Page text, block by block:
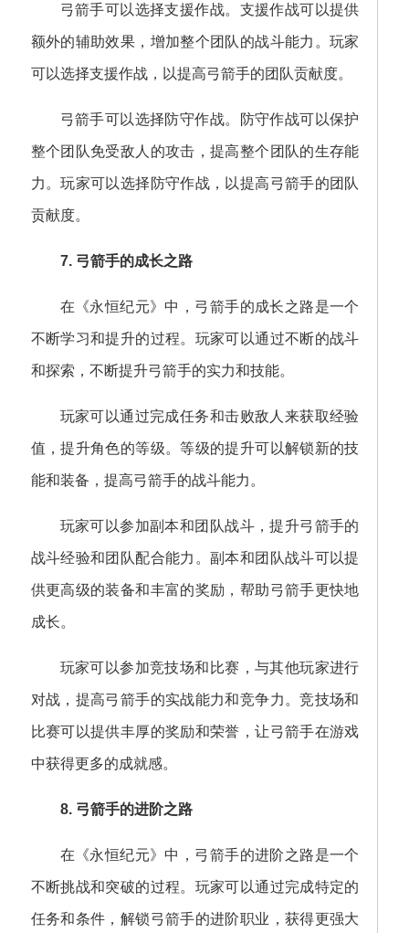
弓箭手可以选择支援作战。支援作战可以提供
额外的辅助效果，增加整个团队的战斗能力。玩家
可以选择支援作战，以提高弓箭手的团队贡献度。
弓箭手可以选择防守作战。防守作战可以保护
整个团队免受敌人的攻击，提高整个团队的生存能
力。玩家可以选择防守作战，以提高弓箭手的团队
贡献度。
7. 弓箭手的成长之路
在《永恒纪元》中，弓箭手的成长之路是一个
不断学习和提升的过程。玩家可以通过不断的战斗
和探索，不断提升弓箭手的实力和技能。
玩家可以通过完成任务和击败敌人来获取经验
值，提升角色的等级。等级的提升可以解锁新的技
能和装备，提高弓箭手的战斗能力。
玩家可以参加副本和团队战斗，提升弓箭手的
战斗经验和团队配合能力。副本和团队战斗可以提
供更高级的装备和丰富的奖励，帮助弓箭手更快地
成长。
玩家可以参加竞技场和比赛，与其他玩家进行
对战，提高弓箭手的实战能力和竞争力。竞技场和
比赛可以提供丰厚的奖励和荣誉，让弓箭手在游戏
中获得更多的成就感。
8. 弓箭手的进阶之路
在《永恒纪元》中，弓箭手的进阶之路是一个
不断挑战和突破的过程。玩家可以通过完成特定的
任务和条件，解锁弓箭手的进阶职业，获得更强大